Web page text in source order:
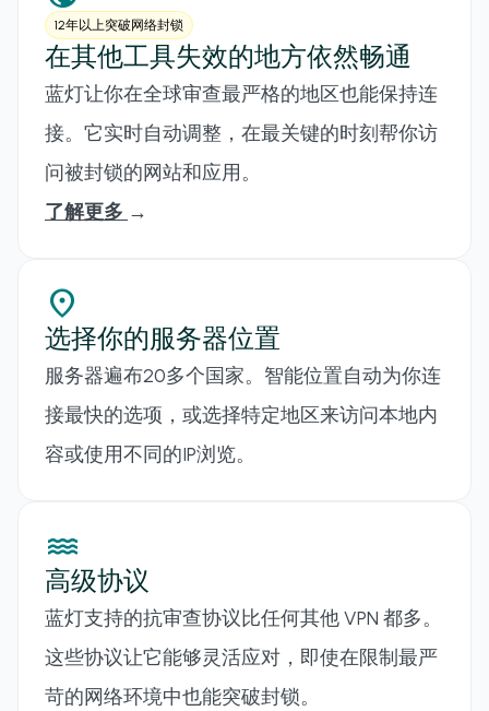
12年以上突破网络封锁
在其他工具失效的地方依然畅通
蓝灯让你在全球审查最严格的地区也能保持连
接。它实时自动调整，在最关键的时刻帮你访
问被封锁的网站和应用。
了解更多 →
location_on
选择你的服务器位置
服务器遍布20多个国家。智能位置自动为你连
接最快的选项，或选择特定地区来访问本地内
容或使用不同的IP浏览。
water
高级协议
蓝灯支持的抗审查协议比任何其他 VPN 都多。
这些协议让它能够灵活应对，即使在限制最严
苛的网络环境中也能突破封锁。